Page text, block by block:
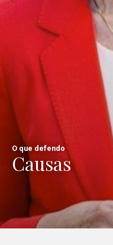
O que defendo
Causas